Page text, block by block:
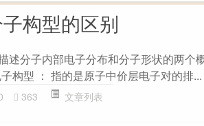
构型的区别
述分子内部电子分布和分子形状的两个
构型 ： 指的是原子中价层电子对的排...
363 文章列表